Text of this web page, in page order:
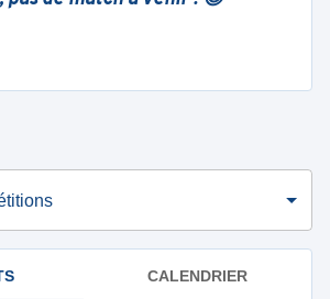
CALENDRIER